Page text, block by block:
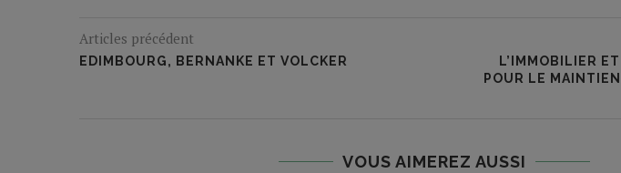
Articles précédent
EDIMBOURG, BERNANKE ET VOLCKER
L’IMMOBILIER
POUR LE
VOUS AIMEREZ AUSSI